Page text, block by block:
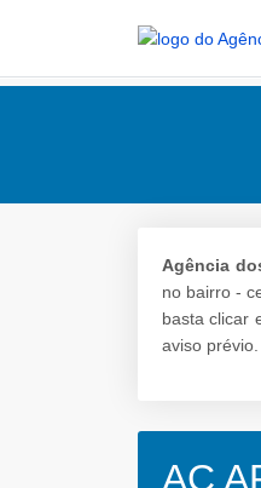
Agência
no bairro -
basta clicar
aviso prévio.
AC